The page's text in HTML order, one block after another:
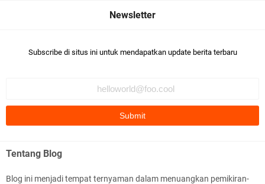
Subscribe di situs ini untuk mendapatkan update berita terbaru
Tentang Blog
Blog ini menjadi tempat ternyaman dalam menuangkan pemikiran-